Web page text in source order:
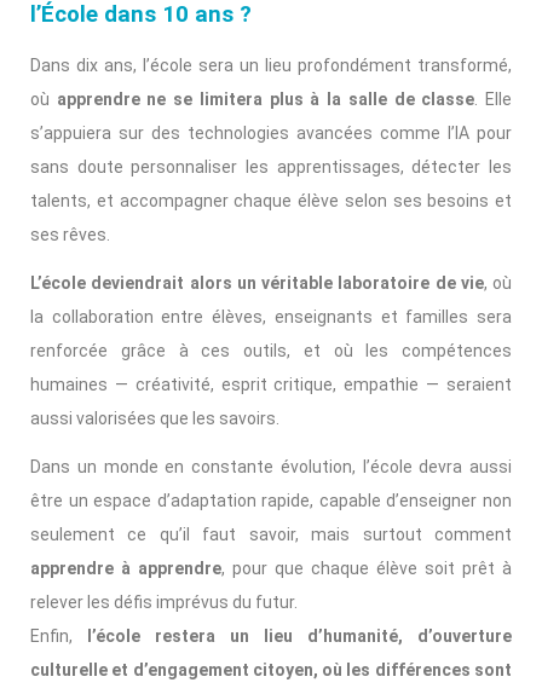
l’École dans 10 ans ?
Dans dix ans, l’école sera un lieu profondément transformé,
où apprendre ne se limitera plus à la salle de classe. Elle
s’appuiera sur des technologies avancées comme l’IA pour
sans doute personnaliser les apprentissages, détecter les
talents, et accompagner chaque élève selon ses besoins et
ses rêves.
L’école deviendrait alors un véritable laboratoire de vie, où
la collaboration entre élèves, enseignants et familles sera
renforcée grâce à ces outils, et où les compétences
humaines — créativité, esprit critique, empathie — seraient
aussi valorisées que les savoirs.
Dans un monde en constante évolution, l’école devra aussi
être un espace d’adaptation rapide, capable d’enseigner non
seulement ce qu’il faut savoir, mais surtout comment
apprendre à apprendre, pour que chaque élève soit prêt à
relever les défis imprévus du futur.
Enfin,
l’école restera un lieu d’humanité, d’ouverture
culturelle et d’engagement citoyen, où les différences sont